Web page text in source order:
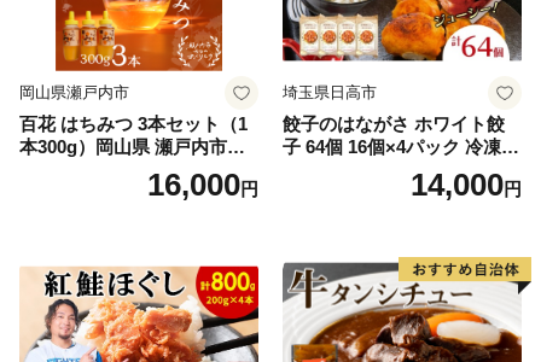
岡山県瀬戸内市
百花 はちみつ 3本セット（1
本300g）岡山県 瀬戸内市産
石黒農園 ヨーグルト パン 砂
糖の代わり 香り高い いい香
16,000円
埼玉県日高市
餃子のはながさ ホワイト餃
子 64個 16個×4パック 冷凍
中華 点心 B級グルメ ご当地
野菜 おつまみ おかず 簡単調
ー ギフト お取り寄せ 日高市
14,000円